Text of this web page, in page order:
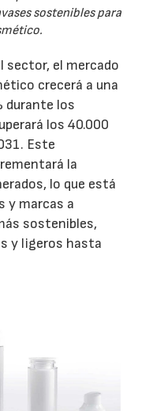
sostenibles para
sector, el mercado
crecerá a una
durante los
los 40.000
Este
la
lo que está
y marcas a
sostenibles,
y ligeros hasta